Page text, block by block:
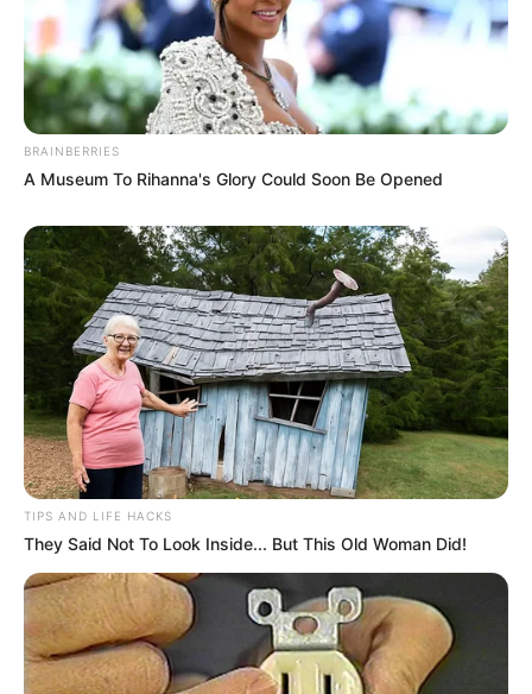
INDO ELITE 03/02/2018
Nah ini alternatif yg bagus, utk hanud+sasaran
permukaan,rangenya juga sudah cukup,..karena
diapa2kan mentok di kelas 60m,berarti
amunisinya kemungkinan pindad sudah bisa buat
sendiri,karena kesamaan dengan hanud S60 kita
amunisi kalo utk perang ibarat pulsa HP,HPnya
biasa tapi pulsanya bisa unlimited(kalo bisa bikin
sendiri).. semoga ammunisinya bisa diupgrade
seperti 35mm oerlikon yg AHEAD(pakai gotri
berpendar)..jadi kinerja sebagai hanud akan lebih
maximal…kapal hanya sebagai alat angkut begitu
juga dengan pespur,..mau diisi isian dari manapun
tetap akan bisa…toh juga buatan manusia..masih
bisa custom..
Morko44 10/02/2018
Sekalian saja boyong pula turret a220m
nir awak sbg pilihan untuk ifv kelas berat
entah roda rantai atau roda ban angin
(jika ada).
BRAINBERRIES
A Museum To Rihanna's Glory Could Soon Be Opened
TIPS AND LIFE HACKS
They Said Not To Look Inside... But This Old Woman Did!